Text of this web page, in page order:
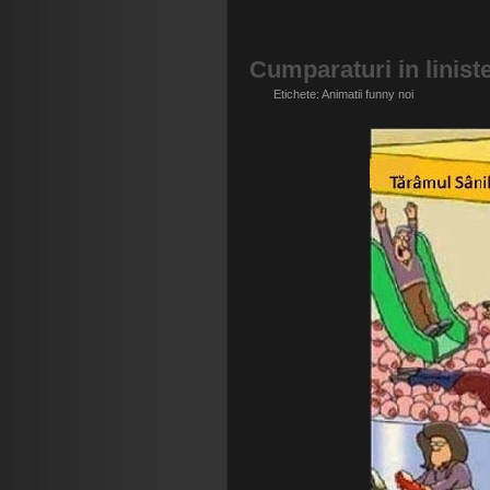
Cumparaturi in
Etichete: Animatii funny noi